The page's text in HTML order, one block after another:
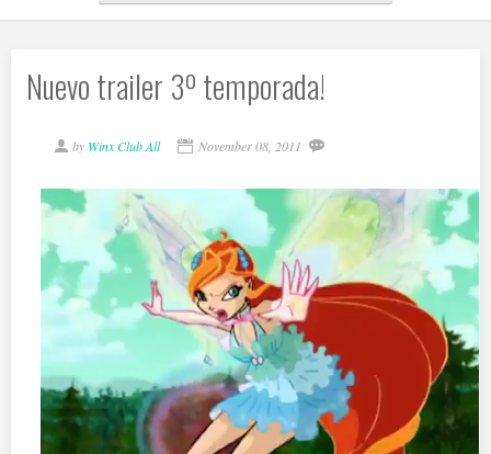
Nuevo trailer 3º temporada!
by Winx Club All November 08, 2011